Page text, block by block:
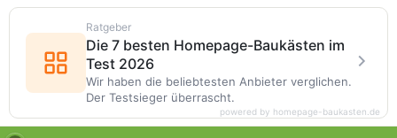
Ratgeber
Die 7 besten Homepage-Baukästen im
Test 2026
Wir haben die beliebtesten Anbieter verglichen.
Der Testsieger überrascht.
powered by homepage-baukasten.de